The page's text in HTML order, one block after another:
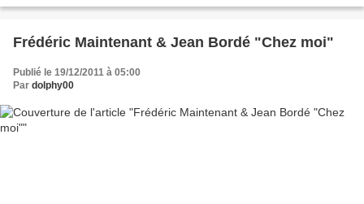
Frédéric Maintenant & Jean Bordé "Chez moi"
Publié le 19/12/2011 à 05:00
Par dolphy00